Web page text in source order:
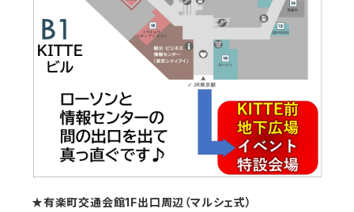
★有楽町交通会館1F出口周辺（マルシェ式）